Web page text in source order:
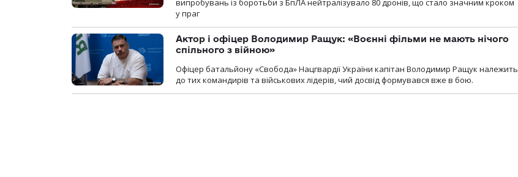
випробувань із боротьби з БпЛА нейтралізувало 80 дронів, що стало значним кроком
у праг
Актор і офіцер Володимир Ращук: «Воєнні фільми не мають нічого
спільного з війною»
Офіцер батальйону «Свобода» Нацгвардії України капітан Володимир Ращук належить
до тих командирів та військових лідерів, чий досвід формувався вже в бою.